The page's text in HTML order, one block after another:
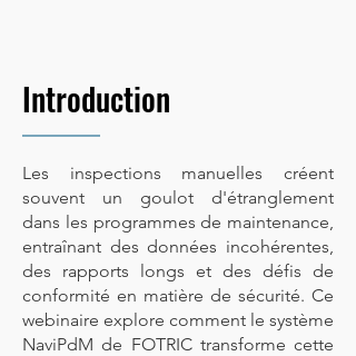
Introduction
Les inspections manuelles créent
souvent un goulot d'étranglement
dans les programmes de maintenance,
entraînant des données incohérentes,
des rapports longs et des défis de
conformité en matière de sécurité. Ce
webinaire explore comment le système
NaviPdM de FOTRIC transforme cette